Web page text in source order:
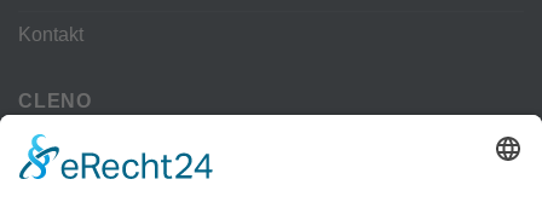
Kontakt
CLENO
Alle Vorteile